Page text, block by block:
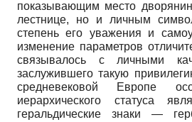
показывающим место
лестнице, но и личным
степень его уважения и
изменение параметров
связывалось с личными
заслужившего такую
средневековой Европе
иерархического статуса
геральдические знаки —